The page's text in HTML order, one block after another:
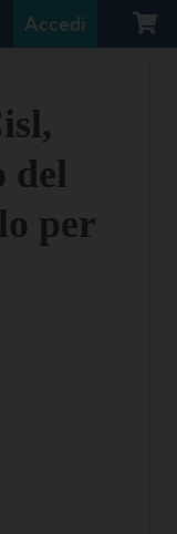
Accedi
del
per